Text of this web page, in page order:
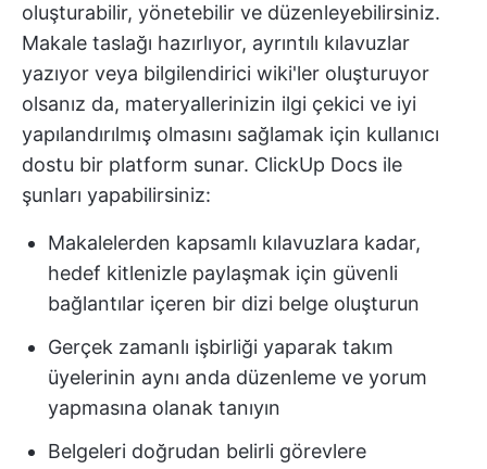
oluşturabilir, yönetebilir ve düzenleyebilirsiniz.
Makale taslağı hazırlıyor, ayrıntılı kılavuzlar
yazıyor veya bilgilendirici wiki'ler oluşturuyor
olsanız da, materyallerinizin ilgi çekici ve iyi
yapılandırılmış olmasını sağlamak için kullanıcı
dostu bir platform sunar. ClickUp Docs ile
şunları yapabilirsiniz:
Makalelerden kapsamlı kılavuzlara kadar,
hedef kitlenizle paylaşmak için güvenli
bağlantılar içeren bir dizi belge oluşturun
Gerçek zamanlı işbirliği yaparak takım
üyelerinin aynı anda düzenleme ve yorum
yapmasına olanak tanıyın
Belgeleri doğrudan belirli görevlere